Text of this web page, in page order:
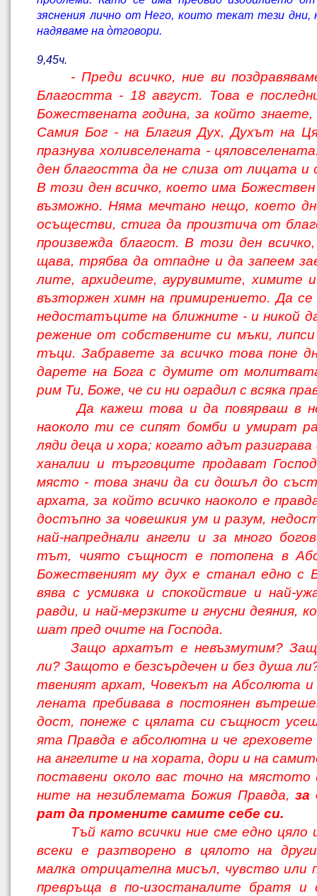
зяснения лично от Него, които текат тези дни,
надяваме на òтговори.
9,45ч.
- Преди всичко, ние ви
Благостта - 18 август. Това е
Божествената година, за който
Самия Бог - на Благия Дух, Духът на
празнува холивселената -
ден благостта да не слиза от лицата и
В този ден всичко, което има Божествен
възможно. Няма мечтано нещо, което
осъществи, стига да произтича от
произвежда благост. В този ден
щава, трябва да отпадне и да запеем
лите, архидеите, аурувимите, химите
възторжен химн на примирението. Да
недостатъците на ближните - и никой
режение от собствените си мъки,
тъци. Забравете за всичко това поне
дарете на Бога с думите от
рим Ти, Боже, че си ни оградил с всяка
Да кажеш това и да повярваш в
наоколо ти се сипят бомби и умират
ляди деца и хора; когато адът
ханалии и търговците продават
място - това значи да си дошъл до
архата, за който всичко наоколо е
достъпно за човешкия ум и разум,
най-напреднали ангели и за много
тът, чиято същност е потопена в
Божественият му дух е станал едно с
вява с усмивка и спокойствие и най-
равди, и най-мерзките и гнусни деяния,
шат пред очите на Господа.
Защо архатът е невъзмутим?
ли? Защото е безсърдечен и без душа
твеният архат, Човекът на Абсолюта и
лената пребивава в постоянен
дост, понеже с цялата си същност
ята Правда е абсолютна и че
на ангелите и на хората, дори и на
поставени около вас точно на мястото
ните на незиблемата Божия Правда, за
рат да промените самите себе си.
Тъй като всички ние сме едно цяло
всеки е разтворено в цялото на
малка отрицателна мисъл, чувство или
превръща в по-изостаналите братя и